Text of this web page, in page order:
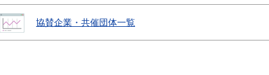
協賛企業・共催団体一覧